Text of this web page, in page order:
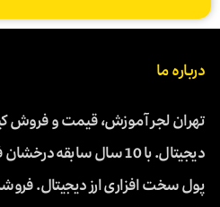
درباره ما
تهران لجر آموزش، قیمت و فروش
دیجیتال. با 10 سال
پول سخت افزاری ارز دیجیتال.